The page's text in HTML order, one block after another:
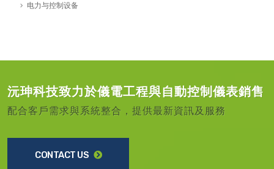
电力与控制设备
沅珅科技致力於儀電工程與自動控制儀表銷售
配合客戶需求與系統整合，提供最新資訊及服務
CONTACT US